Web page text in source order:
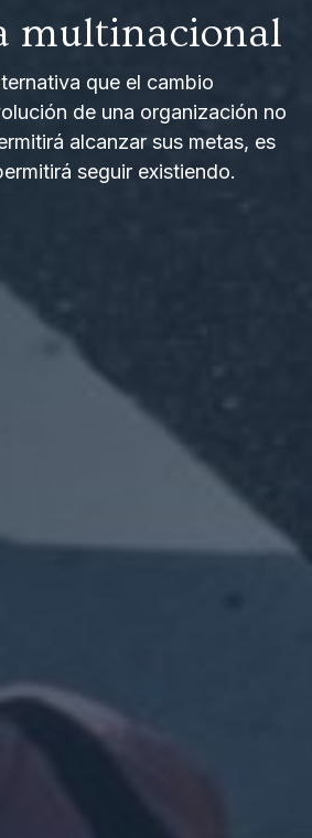
multinacional
que el cambio
de una organización no
alcanzar sus metas, es
seguir existiendo.